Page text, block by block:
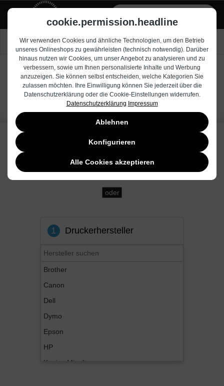
springen
Nach Drucker suchen
Fax V
oder
1 Druckerhersteller
Brother
Canon
Dell
Dymo
Epson
HP
Konica Minolta
cookie.permission.headline
Wir verwenden Cookies und ähnliche Technologien, um den Betrieb
unseres Onlineshops zu gewährleisten (technisch notwendig). Darüber
hinaus nutzen wir Cookies, um unser Angebot zu analysieren und zu
verbessern, sowie um Ihnen personalisierte Inhalte und Werbung
anzuzeigen. Sie können selbst entscheiden, welche Kategorien Sie
zulassen möchten. Ihre Einwilligung können Sie jederzeit über die
Datenschutzerklärung oder die Cookie-Einstellungen widerrufen.
Datenschutzerklärung Impressum
Ablehnen
Konfigurieren
Alle Cookies akzeptieren